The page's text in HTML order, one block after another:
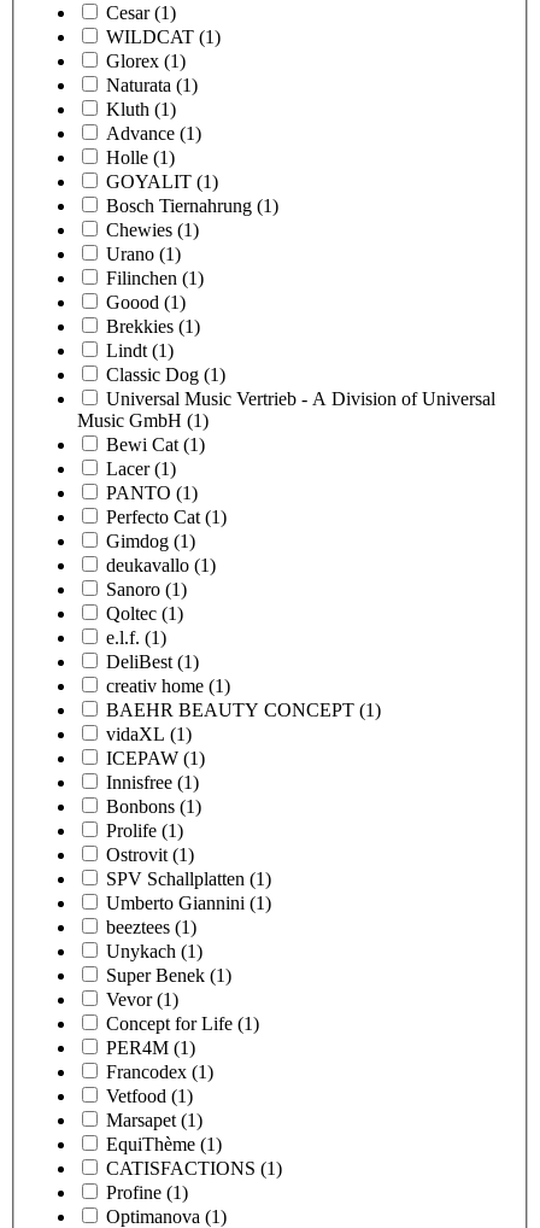
Cesar (1)
WILDCAT (1)
Glorex (1)
Naturata (1)
Kluth (1)
Advance (1)
Holle (1)
GOYALIT (1)
Bosch Tiernahrung (1)
Chewies (1)
Urano (1)
Filinchen (1)
Goood (1)
Brekkies (1)
Lindt (1)
Classic Dog (1)
Universal Music Vertrieb - A Division of Universal
Music GmbH (1)
Bewi Cat (1)
Lacer (1)
PANTO (1)
Perfecto Cat (1)
Gimdog (1)
deukavallo (1)
Sanoro (1)
Qoltec (1)
e.l.f. (1)
DeliBest (1)
creativ home (1)
BAEHR BEAUTY CONCEPT (1)
vidaXL (1)
ICEPAW (1)
Innisfree (1)
Bonbons (1)
Prolife (1)
Ostrovit (1)
SPV Schallplatten (1)
Umberto Giannini (1)
beeztees (1)
Unykach (1)
Super Benek (1)
Vevor (1)
Concept for Life (1)
PER4M (1)
Francodex (1)
Vetfood (1)
Marsapet (1)
EquiThème (1)
CATISFACTIONS (1)
Profine (1)
Optimanova (1)